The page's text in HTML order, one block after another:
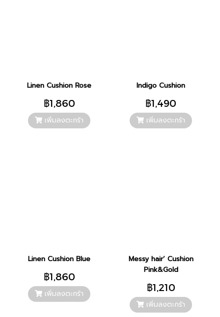
Linen Cushion Rose
฿1,860
เพิ่มลงตะกร้า
Indigo Cushion
฿1,490
เพิ่มลงตะกร้า
Linen Cushion Blue
฿1,860
เพิ่มลงตะกร้า
Messy hair’ Cushion
Pink&Gold
฿1,210
เพิ่มลงตะกร้า